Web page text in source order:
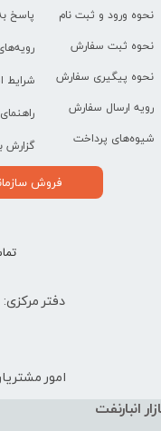
انبارنفت
نحوه ورود و ثبت نام
نحوه ثبت سفارش
نحوه پیگیری سفارش
رویه ارسال سفارش
شیوه‌های پرداخت
پاسخ
شرایط
گزارش
فروش
دفتر مرکزی:
امور